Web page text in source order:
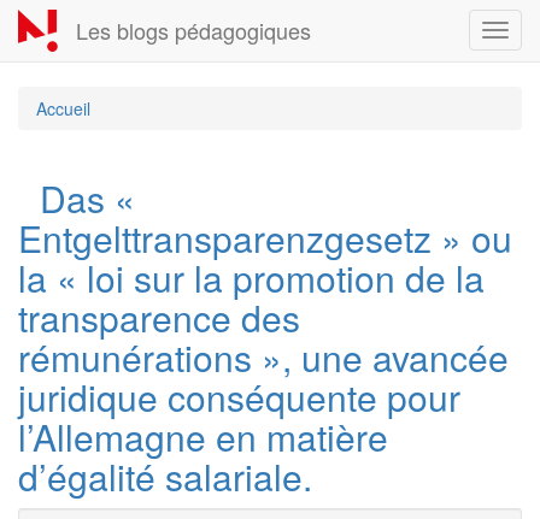
Aller
au
contenu
Les blogs pédagogiques
Accueil
Das «
Entgelttransparenzgesetz » ou
la « loi sur la promotion de la
transparence des
rémunérations », une avancée
juridique conséquente pour
l’Allemagne en matière
d’égalité salariale.